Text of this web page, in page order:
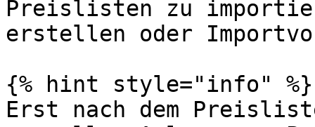
Preislisten zu
erstellen oder
{% hint style="info" %}
Erst nach dem